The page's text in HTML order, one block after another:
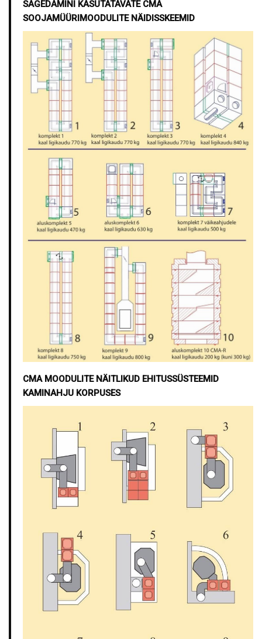
SAGEDAMINI KASUTATAVATE CMA
SOOJAMÜÜRIMOODULITE NÄIDISSKEEMID
CMA MOODULITE NÄITLIKUD EHITUSSÜSTEEMID
KAMINAHJU KORPUSES